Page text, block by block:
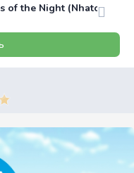
of the Night (Nhato